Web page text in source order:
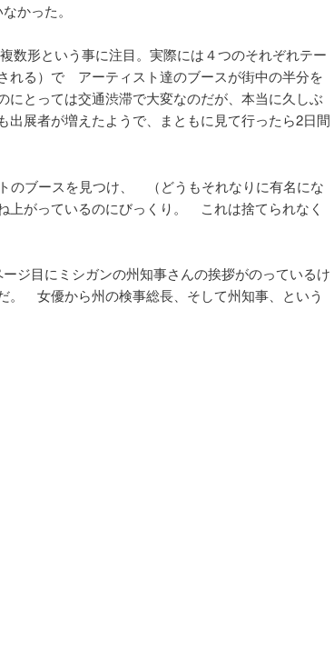
かった。
数形という事に注目。実際には４つのそれぞれテー
れる）で アーティスト達のブースが街中の半分を
とっては交通渋滞で大変なのだが、本当に久しぶ
展者が増えたようで、まともに見て行ったら2日間
のブースを見つけ、 （どうもそれなりに有名にな
がっているのにびっくり。 これは捨てられなく
ージ目にミシガンの州知事さんの挨拶がのっているけ
。 女優から州の検事総長、そして州知事、という